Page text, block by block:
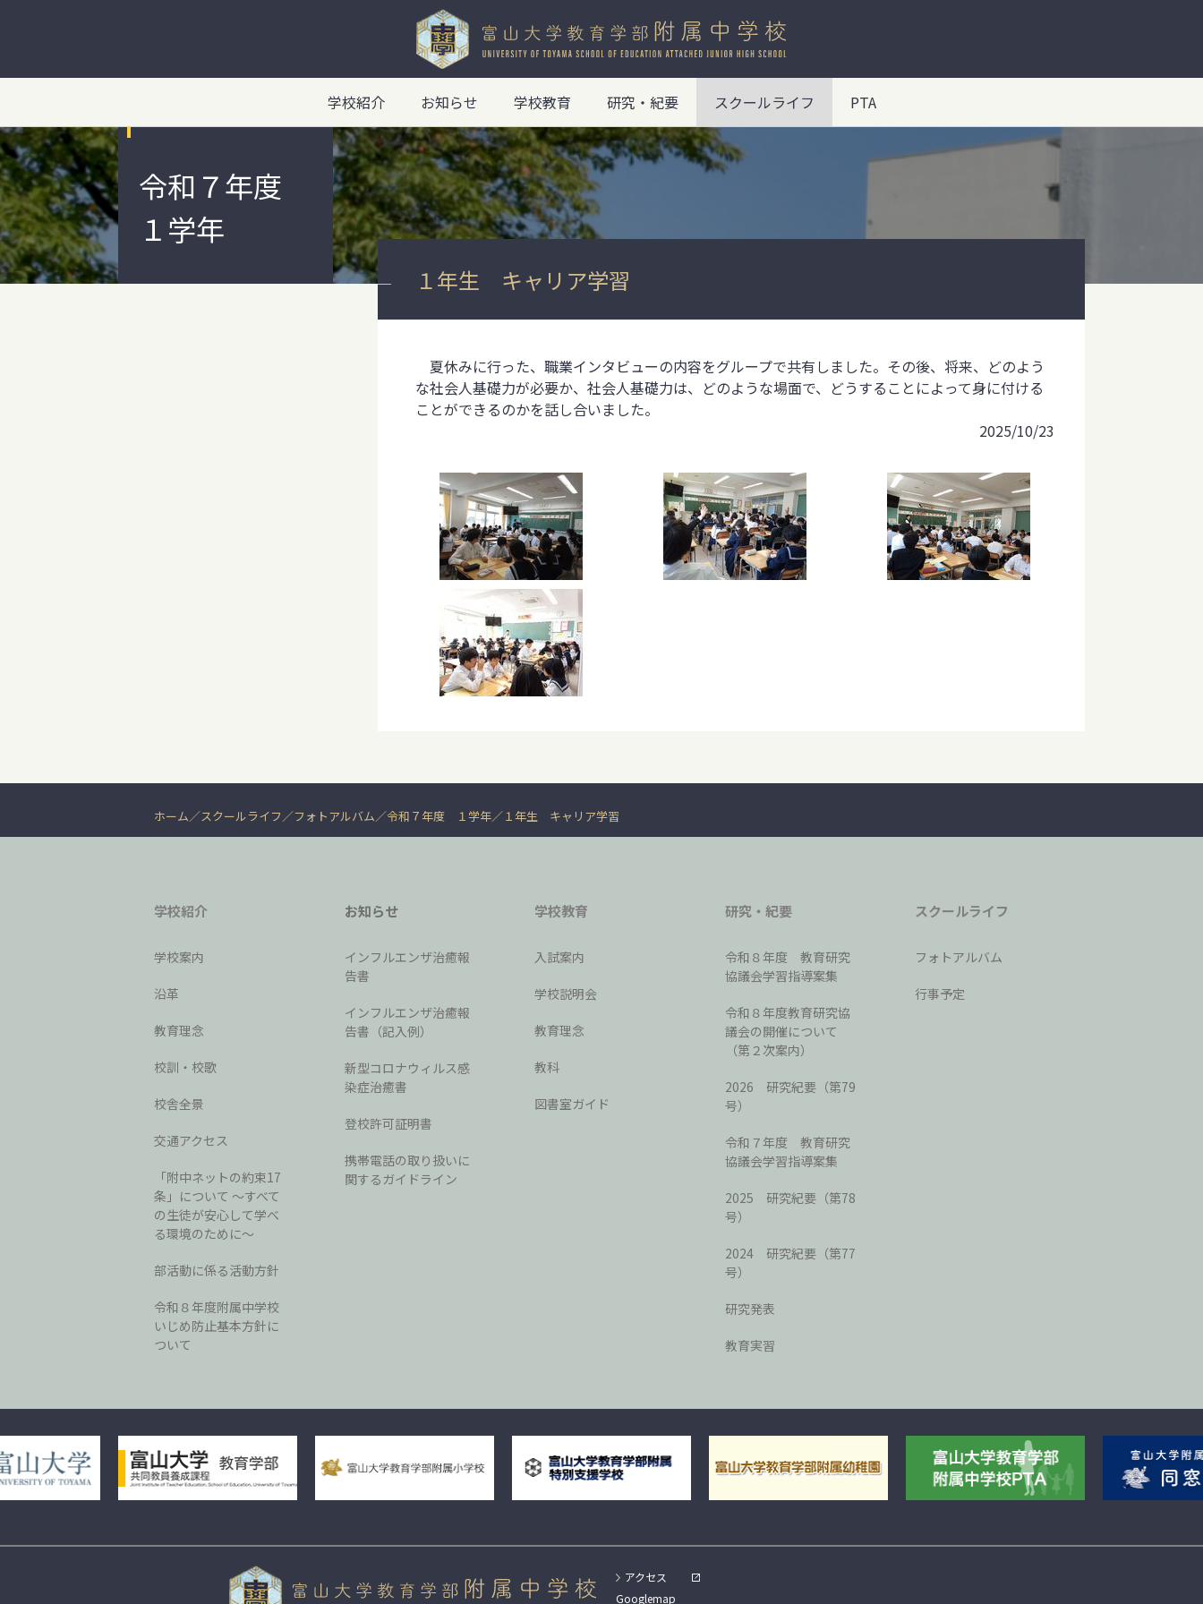
学校紹介 お知らせ 学校教育 研究・紀要 スクールライフ PTA
令和７年度
１学年
１年生 キャリア学習
夏休みに行った、職業インタビューの内容をグループで共有しました。その後、将来、どのよう
な社会人基礎力が必要か、社会人基礎力は、どのような場面で、どうすることによって身に付ける
ことができるのかを話し合いました。
2025/10/23
ホーム スクールライフ フォトアルバム 令和７年度 １学年 １年生 キャリア学習
学校紹介
学校案内
沿革
教育理念
校訓・校歌
校舎全景
交通アクセス
「附中ネットの約束17
条」について 〜すべて
の生徒が安心して学べ
る環境のために〜
部活動に係る活動方針
令和８年度附属中学校
いじめ防止基本方針に
ついて
お知らせ
インフルエンザ治癒報
告書
インフルエンザ治癒報
告書（記入例）
新型コロナウィルス感
染症治癒書
登校許可証明書
携帯電話の取り扱いに
関するガイドライン
学校教育
入試案内
学校説明会
教育理念
教科
図書室ガイド
研究・紀要
令和８年度 教育研究
協議会学習指導案集
令和８年度教育研究協
議会の開催について
（第２次案内）
2026 研究紀要（第79
号）
令和７年度 教育研究
協議会学習指導案集
2025 研究紀要（第78
号）
2024 研究紀要（第77
号）
研究発表
教育実習
スクールライフ
フォトアルバム
行事予定
アクセス
Googlemap